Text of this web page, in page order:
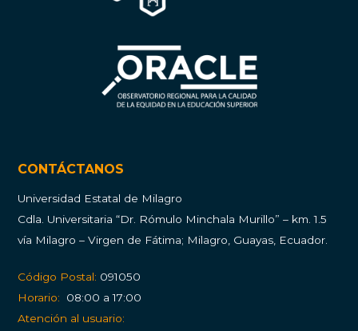
CONTÁCTANOS
Universidad Estatal de Milagro
Cdla. Universitaria “Dr. Rómulo Minchala Murillo” – km. 1.5
vía Milagro – Virgen de Fátima; Milagro, Guayas, Ecuador.
Código Postal: 091050
Horario:
08:00 a 17:00
Atención al usuario: